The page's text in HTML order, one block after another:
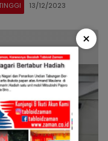
13/12/2023
×